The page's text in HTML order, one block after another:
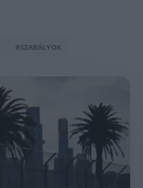
#SZABÁLYOK